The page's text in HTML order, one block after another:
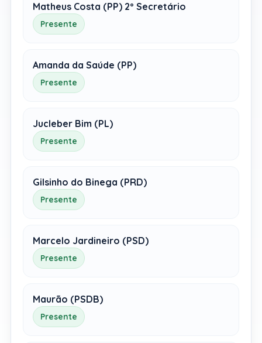
Matheus Costa (PP) 2º Secretário
Presente
Amanda da Saúde (PP)
Presente
Jucleber Bim (PL)
Presente
Gilsinho do Binega (PRD)
Presente
Marcelo Jardineiro (PSD)
Presente
Maurão (PSDB)
Presente